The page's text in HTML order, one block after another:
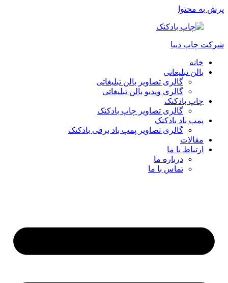
پرش به محتوا
شرکت چاپ دیبا
خانه
بالن تبلیغاتی
گالری تصاویر بالن تبلیغاتی
گالری ویدیو بالن تبلیغاتی
چاپ بادکنک
گالری تصاویر چاپ بادکنک
پمپ باد بادکنک
گالری تصاویر پمپ باد برقی بادکنک
مقالات
ارتباط با ما
درباره ما
تماس با ما